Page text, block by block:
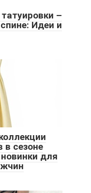
–
Идеи и
сезоне
для